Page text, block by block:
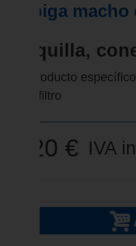
Espiga
Boquilla,
Un producto
portafiltro
4,20 € IVA